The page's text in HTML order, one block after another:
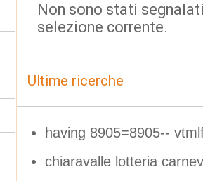
Non sono stati
selezione corrente.
Ultime ricerche
having 8905=8905--
chiaravalle lotteria